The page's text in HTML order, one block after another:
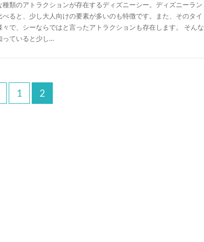
種類のアトラクションが存在するディズニーシー。ディズニーラン
べると、少し大人向けの要素が多いのも特徴です。また、そのタイ
々で、シーならではと言ったアトラクションも存在します。 そんな
っていると少し…
1 2